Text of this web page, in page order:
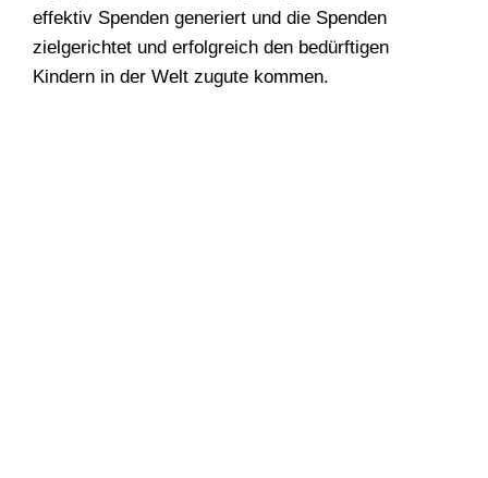
effektiv Spenden generiert und die Spenden
zielgerichtet und erfolgreich den bedürftigen
Kindern in der Welt zugute kommen.